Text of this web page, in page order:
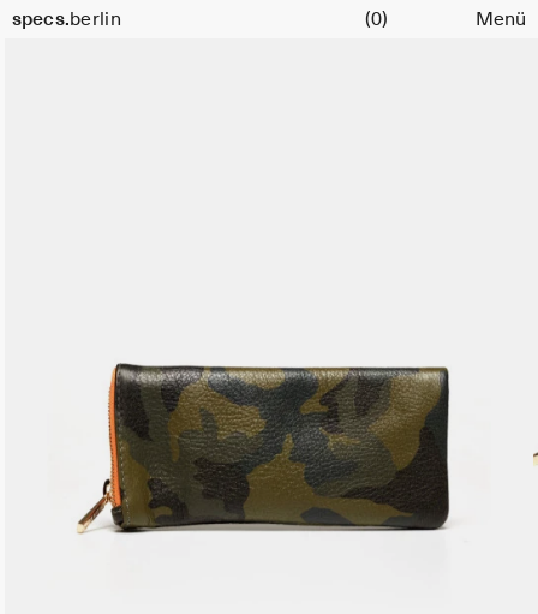
specs.berlin
Warenkorb (0) Menü